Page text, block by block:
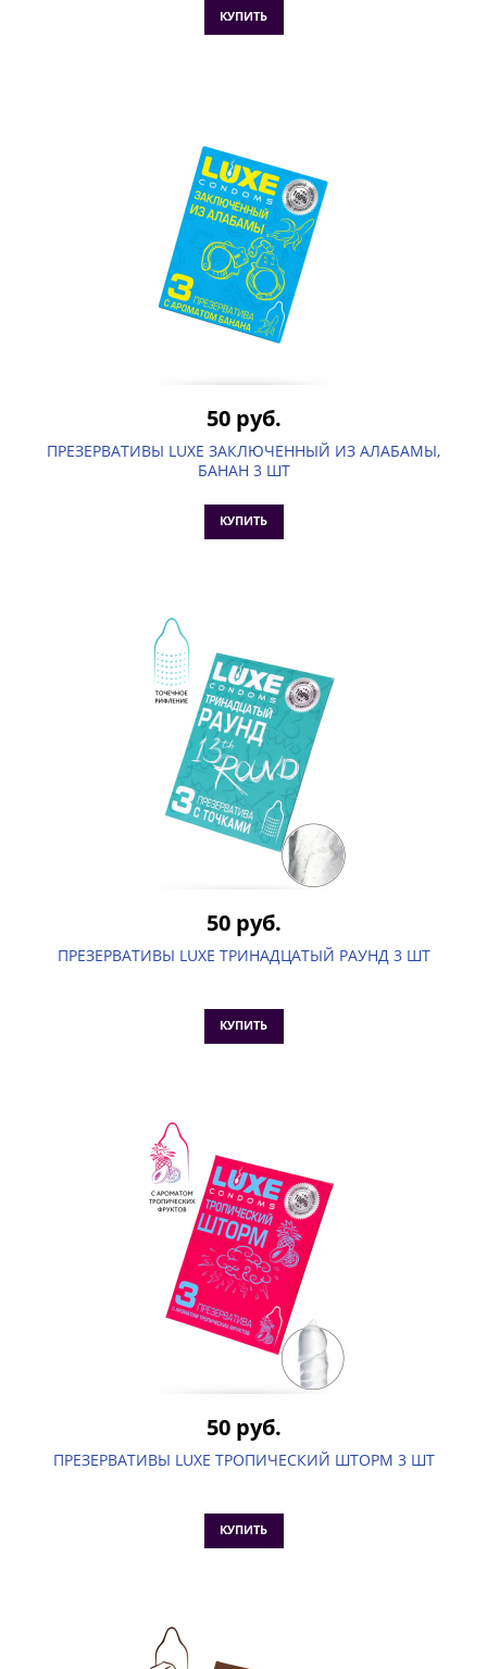
КУПИТЬ
50 руб.
ПРЕЗЕРВАТИВЫ LUXE ЗАКЛЮЧЕННЫЙ ИЗ АЛАБАМЫ,
БАНАН 3 ШТ
КУПИТЬ
50 руб.
ПРЕЗЕРВАТИВЫ LUXE ТРИНАДЦАТЫЙ РАУНД 3 ШТ
КУПИТЬ
50 руб.
ПРЕЗЕРВАТИВЫ LUXE ТРОПИЧЕСКИЙ ШТОРМ 3 ШТ
КУПИТЬ